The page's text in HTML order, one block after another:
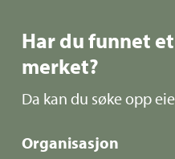
Har du funnet
merket?
Da kan du søke opp
Organisasjon